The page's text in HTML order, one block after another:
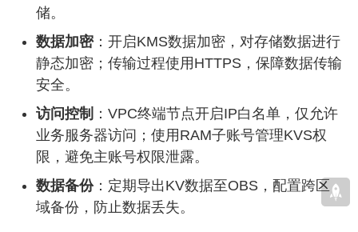
储。
数据加密：开启KMS数据加密，对存储数据进行
静态加密；传输过程使用HTTPS，保障数据传输
安全。
访问控制 ：VPC终端节点开启IP白名单，仅允许
业务服务器访问；使用RAM子账号管理KVS权
限，避免主账号权限泄露。
数据备份：定期导出KV数据至OBS，配置跨区
域备份，防止数据丢失。